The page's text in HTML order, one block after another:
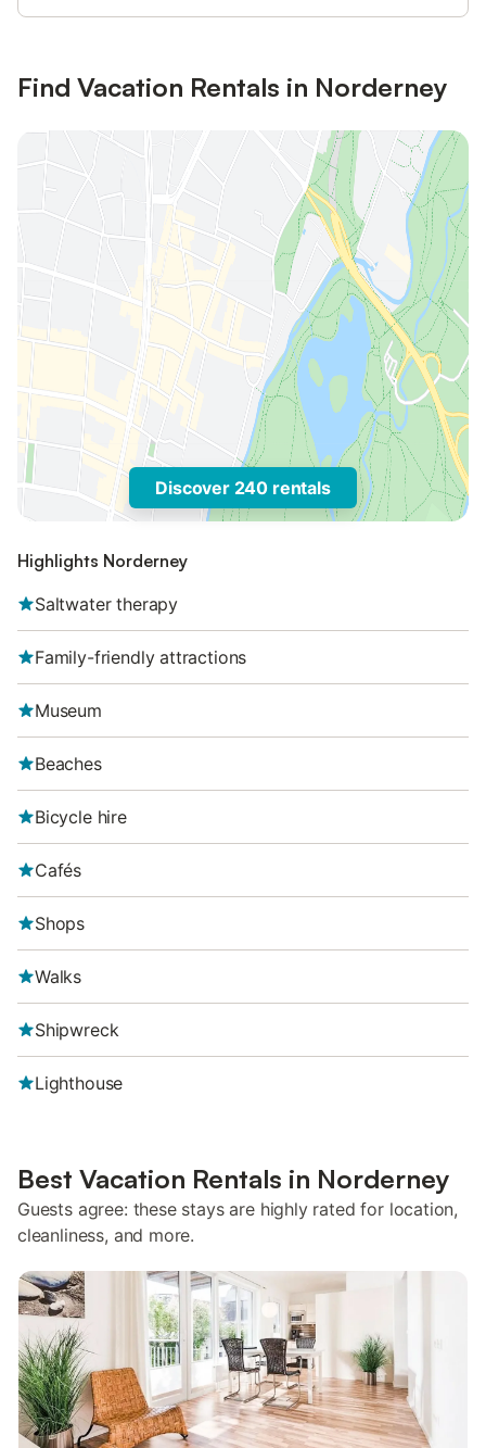
Find Vacation Rentals in Norderney
Discover 240 rentals
Highlights Norderney
Saltwater therapy
Family-friendly attractions
Museum
Beaches
Bicycle hire
Cafés
Shops
Walks
Shipwreck
Lighthouse
Best Vacation Rentals in Norderney
Guests agree: these stays are highly rated for location,
cleanliness, and more.